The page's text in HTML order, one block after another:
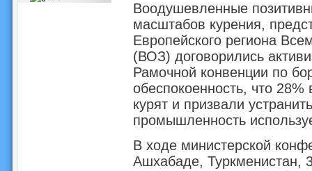
Воодушевленные
масштабов курения,
Европейского региона
(ВОЗ) договорились
Рамочной конвенции по
обеспокоенность, что
курят и призвали
промышленность
В ходе министерской
Ашхабаде, Туркменистан,